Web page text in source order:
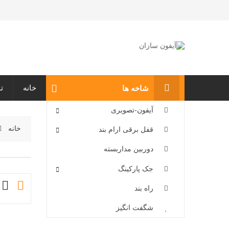
شاخه ها خانه
آیفون-تصویری
قفل برقی ارام بند
دوربین مداربسته
جک پارکینگ
راه بند
شگفت انگیز
خانه